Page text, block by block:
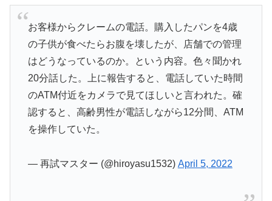
お客様からクレームの電話。購入したパンを4歳
の子供が食べたらお腹を壊したが、店舗での管理
はどうなっているのか。という内容。色々聞かれ
20分話した。上に報告すると、電話していた時間
のATM付近をカメラで見てほしいと言われた。確
認すると、高齢男性が電話しながら12分間、ATM
を操作していた。
— 再試マスター (@hiroyasu1532) April 5, 2022